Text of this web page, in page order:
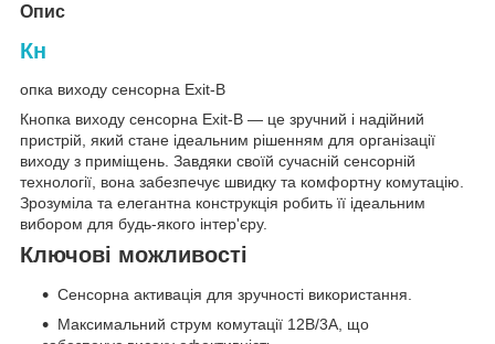
Опис
Кн
опка виходу сенсорна Exit-B
Кнопка виходу сенсорна Exit-B — це зручний і надійний
пристрій, який стане ідеальним рішенням для організації
виходу з приміщень. Завдяки своїй сучасній сенсорній
технології, вона забезпечує швидку та комфортну комутацію.
Зрозуміла та елегантна конструкція робить її ідеальним
вибором для будь-якого інтер'єру.
Ключові можливості
Сенсорна активація для зручності використання.
Максимальний струм комутації 12В/3A, що